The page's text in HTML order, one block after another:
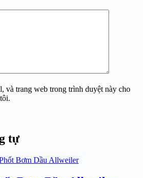
và trang web trong trình duyệt này cho
tự